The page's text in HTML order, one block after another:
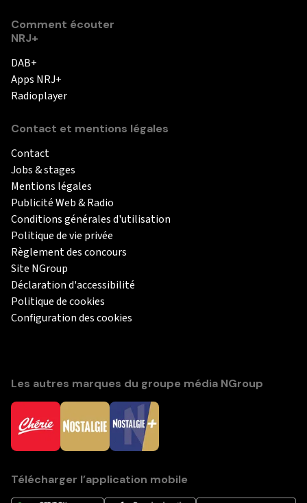
Comment écouter
NRJ+
DAB+
Apps NRJ+
Radioplayer
Contact et mentions légales
Contact
Jobs & stages
Mentions légales
Publicité Web & Radio
Conditions générales d'utilisation
Politique de vie privée
Règlement des concours
Site NGroup
Déclaration d'accessibilité
Politique de cookies
Configuration des cookies
Les autres marques du groupe média NGroup
Télécharger l’application mobile